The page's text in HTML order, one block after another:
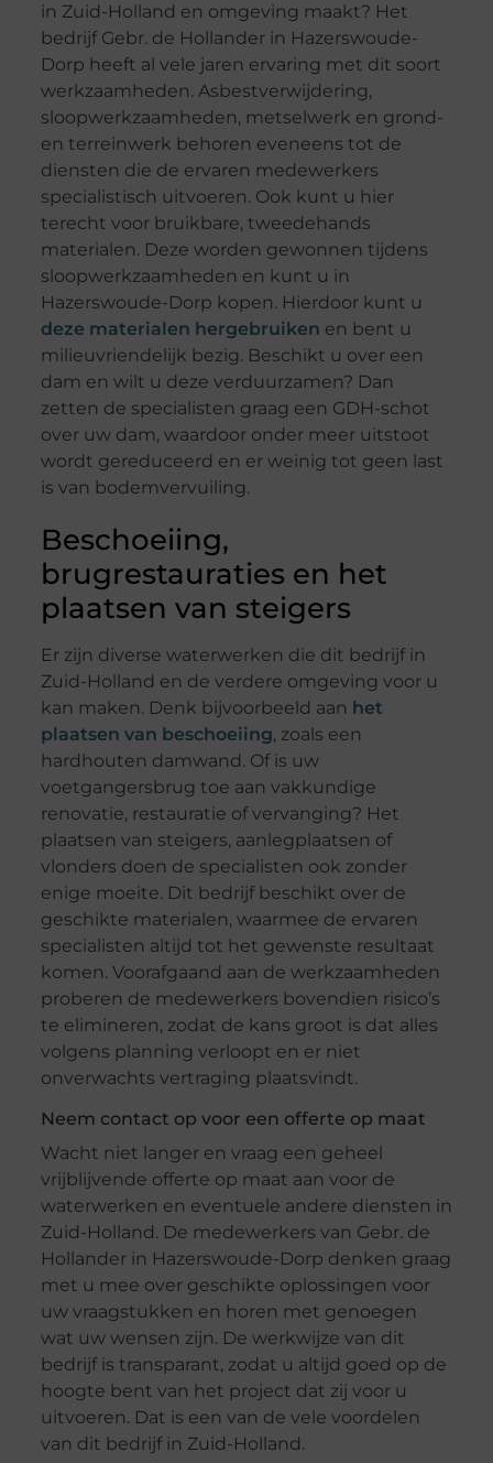
in Zuid-Holland en omgeving maakt? Het
bedrijf Gebr. de Hollander in Hazerswoude-
Dorp heeft al vele jaren ervaring met dit soort
werkzaamheden. Asbestverwijdering,
sloopwerkzaamheden, metselwerk en grond-
en terreinwerk behoren eveneens tot de
diensten die de ervaren medewerkers
specialistisch uitvoeren. Ook kunt u hier
terecht voor bruikbare, tweedehands
materialen. Deze worden gewonnen tijdens
sloopwerkzaamheden en kunt u in
Hazerswoude-Dorp kopen. Hierdoor kunt u
deze materialen hergebruiken en bent u
milieuvriendelijk bezig. Beschikt u over een
dam en wilt u deze verduurzamen? Dan
zetten de specialisten graag een GDH-schot
over uw dam, waardoor onder meer uitstoot
wordt gereduceerd en er weinig tot geen last
is van bodemvervuiling.
Beschoeiing,
brugrestauraties en het
plaatsen van steigers
Er zijn diverse waterwerken die dit bedrijf in
Zuid-Holland en de verdere omgeving voor u
kan maken. Denk bijvoorbeeld aan het
plaatsen van beschoeiing, zoals een
hardhouten damwand. Of is uw
voetgangersbrug toe aan vakkundige
renovatie, restauratie of vervanging? Het
plaatsen van steigers, aanlegplaatsen of
vlonders doen de specialisten ook zonder
enige moeite. Dit bedrijf beschikt over de
geschikte materialen, waarmee de ervaren
specialisten altijd tot het gewenste resultaat
komen. Voorafgaand aan de werkzaamheden
proberen de medewerkers bovendien risico’s
te elimineren, zodat de kans groot is dat alles
volgens planning verloopt en er niet
onverwachts vertraging plaatsvindt.
Neem contact op voor een offerte op maat
Wacht niet langer en vraag een geheel
vrijblijvende offerte op maat aan voor de
waterwerken en eventuele andere diensten in
Zuid-Holland. De medewerkers van Gebr. de
Hollander in Hazerswoude-Dorp denken graag
met u mee over geschikte oplossingen voor
uw vraagstukken en horen met genoegen
wat uw wensen zijn. De werkwijze van dit
bedrijf is transparant, zodat u altijd goed op de
hoogte bent van het project dat zij voor u
uitvoeren. Dat is een van de vele voordelen
van dit bedrijf in Zuid-Holland.